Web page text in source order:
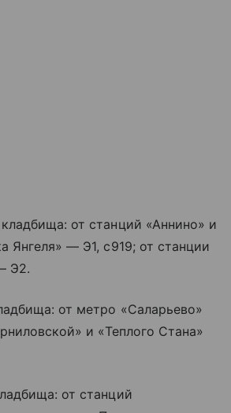
от станций «Аннино» и
Янгеля» — Э1, с919; от станции
Э2.
от метро «Саларьево»
и «Теплого Стана»
от станций